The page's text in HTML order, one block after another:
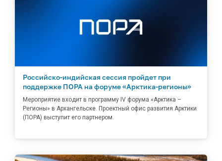
Российско-индийская сессия пройдет при
поддержке ПОРА на форуме «Арктика-регионы»
Мероприятие входит в программу IV форума «Арктика –
Регионы» в Архангельске. Проектный офис развития Арктики
(ПОРА) выступит его партнером.